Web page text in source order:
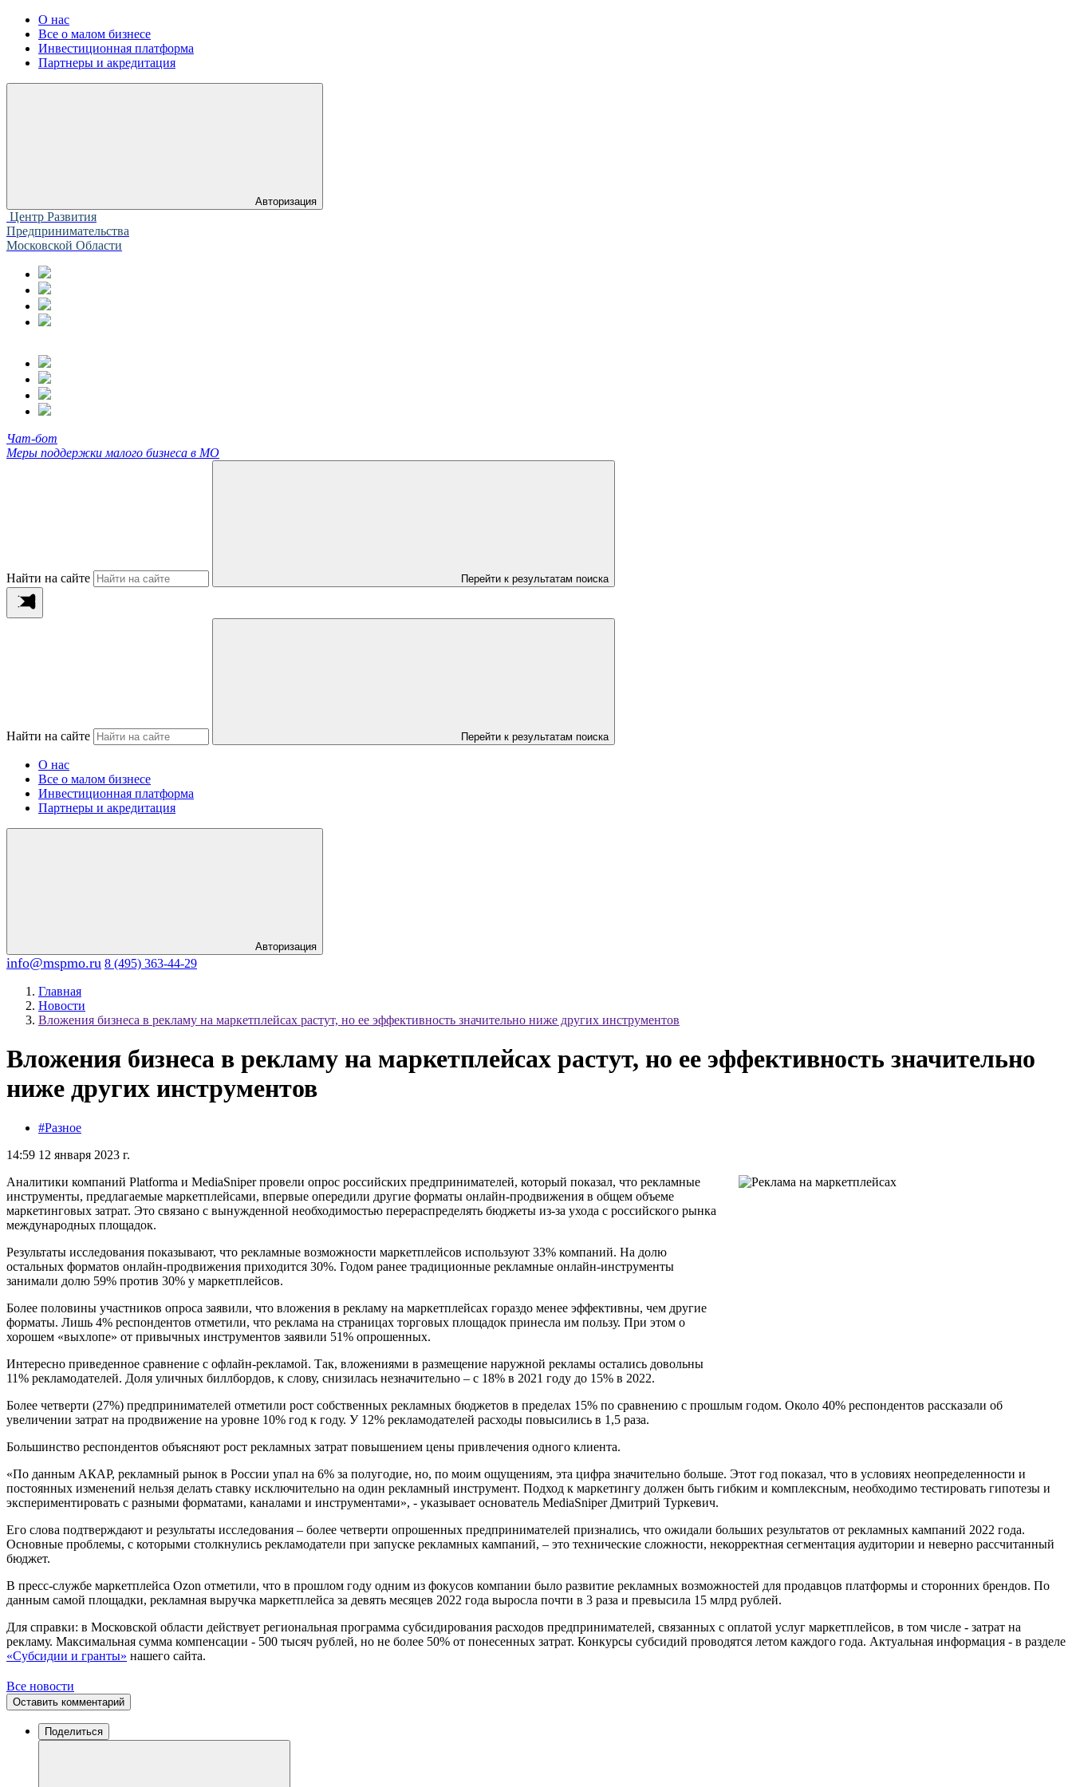
О нас
Все о малом бизнесе
Инвестиционная платформа
Партнеры и акредитация
Авторизация
Центр Развития
Предпринимательства
Московской Области
Чат-бот
Меры поддержки малого бизнеса в МО
Найти на сайте Перейти к результатам поиска
Найти на сайте Перейти к результатам поиска
О нас
Все о малом бизнесе
Инвестиционная платформа
Партнеры и акредитация
Авторизация
info@mspmo.ru 8 (495) 363-44-29
Главная
Новости
Вложения бизнеса в рекламу на маркетплейсах растут, но ее эффективность значительно ниже других инструментов
Вложения бизнеса в рекламу на маркетплейсах растут, но ее эффективность значительно
ниже других инструментов
#Разное
14:59 12 января 2023 г.
Аналитики компаний Platforma и MediaSniper провели опрос российских предпринимателей, который показал, что рекламные
инструменты, предлагаемые маркетплейсами, впервые опередили другие форматы онлайн-продвижения в общем объеме
маркетинговых затрат. Это связано с вынужденной необходимостью перераспределять бюджеты из-за ухода с российского рынка
международных площадок.
Результаты исследования показывают, что рекламные возможности маркетплейсов используют 33% компаний. На долю
остальных форматов онлайн-продвижения приходится 30%. Годом ранее традиционные рекламные онлайн-инструменты
занимали долю 59% против 30% у маркетплейсов.
Более половины участников опроса заявили, что вложения в рекламу на маркетплейсах гораздо менее эффективны, чем другие
форматы. Лишь 4% респондентов отметили, что реклама на страницах торговых площадок принесла им пользу. При этом о
хорошем «выхлопе» от привычных инструментов заявили 51% опрошенных.
Интересно приведенное сравнение с офлайн-рекламой. Так, вложениями в размещение наружной рекламы остались довольны
11% рекламодателей. Доля уличных биллбордов, к слову, снизилась незначительно – с 18% в 2021 году до 15% в 2022.
Более четверти (27%) предпринимателей отметили рост собственных рекламных бюджетов в пределах 15% по сравнению с прошлым годом. Около 40% респондентов рассказали об
увеличении затрат на продвижение на уровне 10% год к году. У 12% рекламодателей расходы повысились в 1,5 раза.
Большинство респондентов объясняют рост рекламных затрат повышением цены привлечения одного клиента.
«По данным АКАР, рекламный рынок в России упал на 6% за полугодие, но, по моим ощущениям, эта цифра значительно больше. Этот год показал, что в условиях неопределенности и
постоянных изменений нельзя делать ставку исключительно на один рекламный инструмент. Подход к маркетингу должен быть гибким и комплексным, необходимо тестировать гипотезы и
экспериментировать с разными форматами, каналами и инструментами», - указывает основатель MediaSniper Дмитрий Туркевич.
Его слова подтверждают и результаты исследования – более четверти опрошенных предпринимателей признались, что ожидали больших результатов от рекламных кампаний 2022 года.
Основные проблемы, с которыми столкнулись рекламодатели при запуске рекламных кампаний, – это технические сложности, некорректная сегментация аудитории и неверно рассчитанный
бюджет.
В пресс-службе маркетплейса Ozon отметили, что в прошлом году одним из фокусов компании было развитие рекламных возможностей для продавцов платформы и сторонних брендов. По
данным самой площадки, рекламная выручка маркетплейса за девять месяцев 2022 года выросла почти в 3 раза и превысила 15 млрд рублей.
Для справки: в Московской области действует региональная программа субсидирования расходов предпринимателей, связанных с оплатой услуг маркетплейсов, в том числе - затрат на
рекламу. Максимальная сумма компенсации - 500 тысяч рублей, но не более 50% от понесенных затрат. Конкурсы субсидий проводятся летом каждого года. Актуальная информация - в разделе
«Субсидии и гранты» нашего сайта.
Все новости
Оставить комментарий
Поделиться